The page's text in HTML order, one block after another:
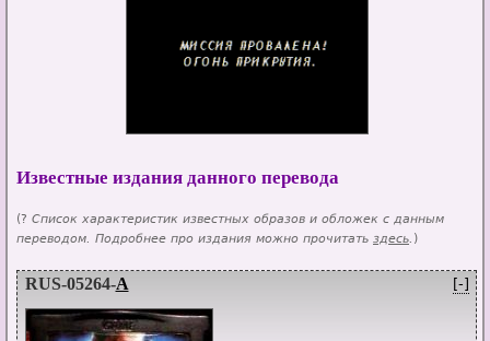
Известные издания данного перевода
(? Список характеристик известных образов и обложек с данным
переводом. Подробнее про издания можно прочитать здесь. )
[-]
RUS-05264-A